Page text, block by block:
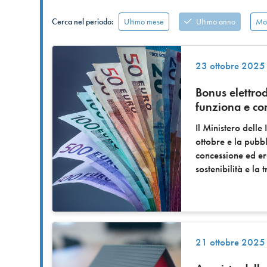
Cerca nel periodo: Ultimo mese Ultimo anno
23 ottobre 2025
Bonus
funziona e
Il Ministero delle
ottobre e la
concessione ed
sostenibilità e la
21 ottobre 2025